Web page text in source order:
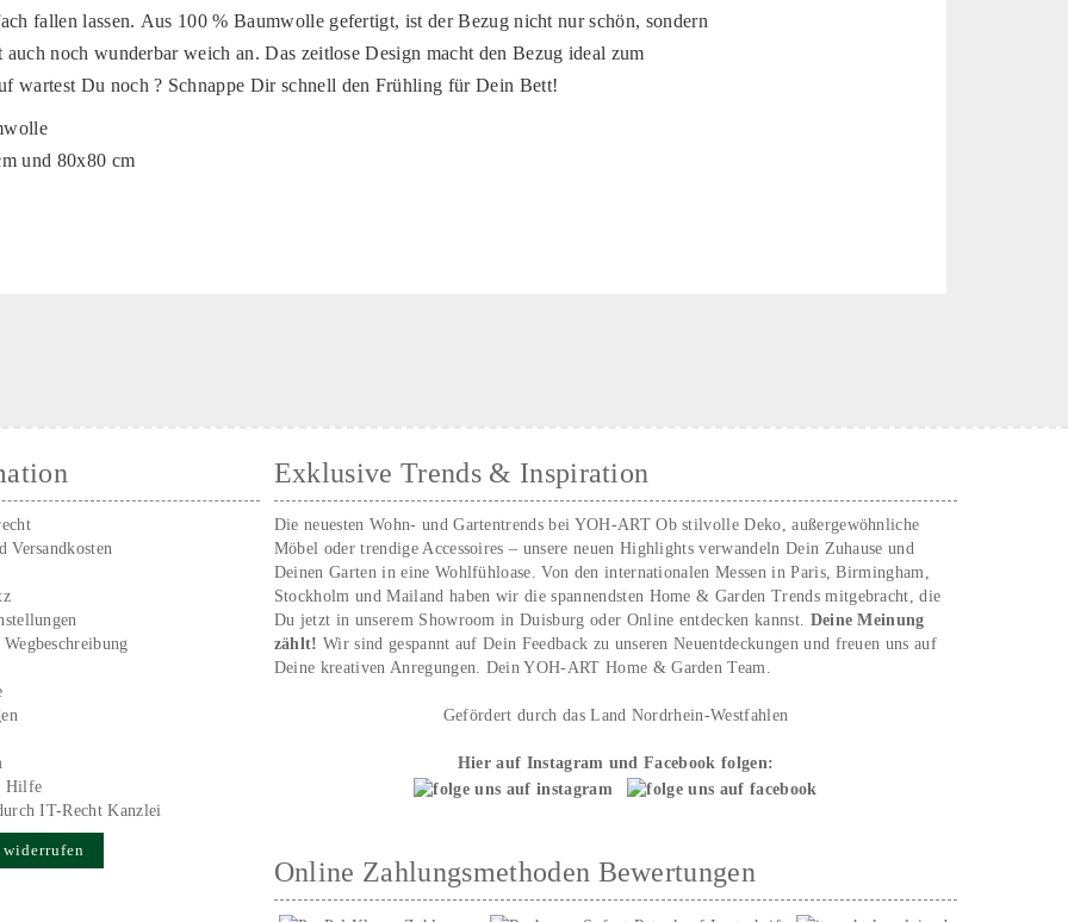
fallen lassen. Aus 100 % Baumwolle gefertigt, ist der Bezug nicht nur schön, sondern
noch wunderbar weich an. Das zeitlose Design macht den Bezug ideal zum
wartest Du noch ? Schnappe Dir schnell den Frühling für Dein Bett!
und 80x80 cm
Versandkosten
Hilfe
IT-Recht Kanzlei
widerrufen
Exklusive Trends & Inspiration
Die neuesten Wohn- und Gartentrends bei YOH‑ART Ob stilvolle Deko, außergewöhnliche
Möbel oder trendige Accessoires – unsere neuen Highlights verwandeln Dein Zuhause und
Deinen Garten in eine Wohlfühloase. Von den internationalen Messen in Paris, Birmingham,
Stockholm und Mailand haben wir die spannendsten Home & Garden Trends mitgebracht, die
Du jetzt in unserem Showroom in Duisburg oder Online entdecken kannst. Deine Meinung
zählt!Wir sind gespannt auf Dein Feedback zu unseren Neuentdeckungen und freuen uns auf
Deine kreativen Anregungen. Dein YOH‑ART Home & Garden Team.
Gefördert durch das Land Nordrhein-Westfahlen
Hier auf Instagram und Facebook folgen:
Online Zahlungsmethoden Bewertungen